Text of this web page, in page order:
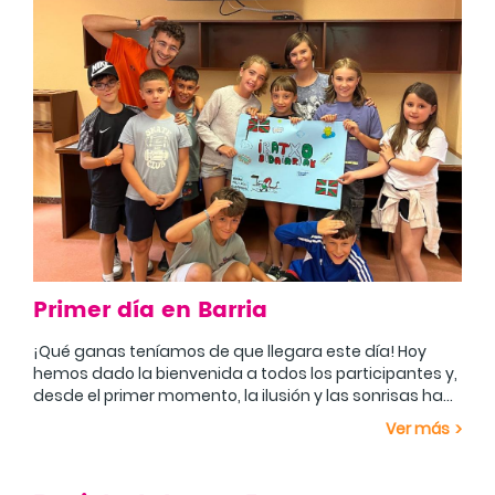
Primer día en Barria
¡Qué ganas teníamos de que llegara este día! Hoy
hemos dado la bienvenida a todos los participantes y,
desde el primer momento, la ilusión y las sonrisas han
La mañana ha estado dedicada a conocernos mejor.
A través de diferentes juegos de presentación yVer más